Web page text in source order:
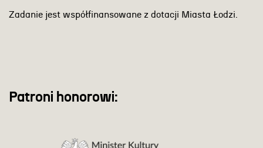
Zadanie jest współfinansowane z dotacji Miasta Łodzi.
Patroni honorowi: